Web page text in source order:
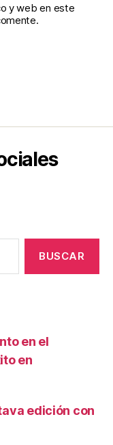
y web en este
en el
en
edición con